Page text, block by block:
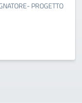
PROGETTO